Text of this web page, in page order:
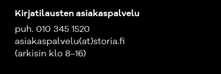
Kirjatilausten asiakaspalvelu
puh. 010 345 1520
asiakaspalvelu(at)storia.fi
(arkisin klo 8–16)